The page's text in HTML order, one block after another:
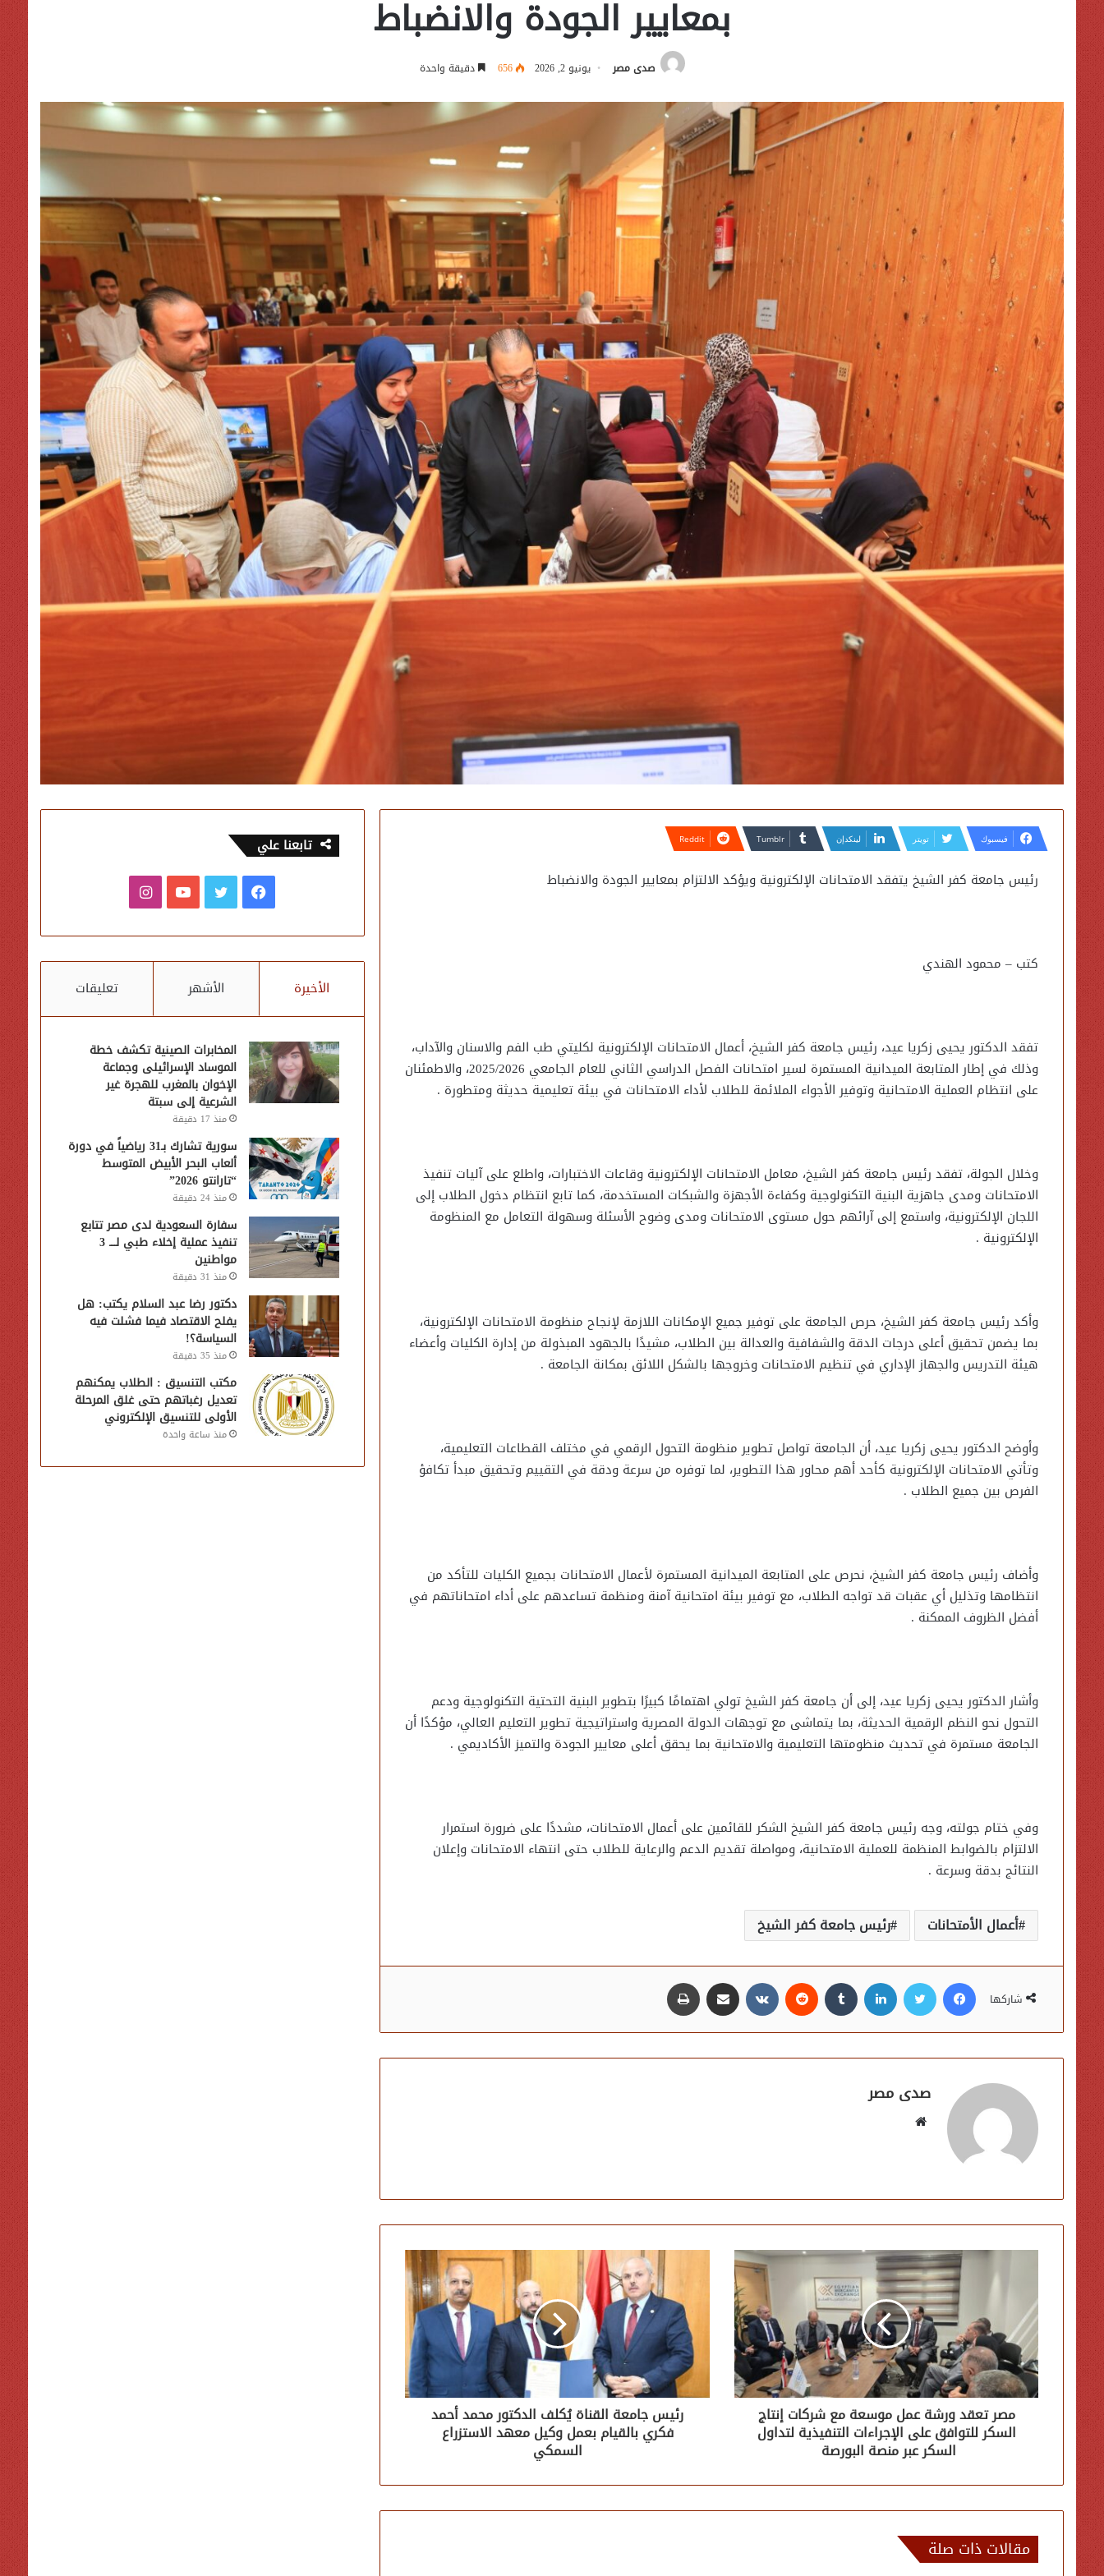
بمعايير الجودة والانضباط
صدى مصر يونيو 2, 2026 656 دقيقة واحدة
فيسبوك تويتر لينكدإن
رئيس جامعة كفر الشيخ يتفقد الامتحانات الإلكترونية ويؤكد الالتزام بمعايير الجودة والانضباط
كتب – محمود الهندي
تفقد الدكتور يحيى زكريا عيد، رئيس جامعة كفر الشيخ، أعمال الامتحانات الإلكترونية لكليتي طب الفم والاسنان والآداب،
وذلك في إطار المتابعة الميدانية المستمرة لسير امتحانات الفصل الدراسي الثاني للعام الجامعي 2025/2026، والاطمئنان
على انتظام العملية الامتحانية وتوفير الأجواء الملائمة للطلاب لأداء الامتحانات في بيئة تعليمية حديثة ومتطورة .
وخلال الجولة، تفقد رئيس جامعة كفر الشيخ، معامل الامتحانات الإلكترونية وقاعات الاختبارات، واطلع على آليات تنفيذ
الامتحانات ومدى جاهزية البنية التكنولوجية وكفاءة الأجهزة والشبكات المستخدمة، كما تابع انتظام دخول الطلاب إلى
اللجان الإلكترونية، واستمع إلى آرائهم حول مستوى الامتحانات ومدى وضوح الأسئلة وسهولة التعامل مع المنظومة
الإلكترونية .
وأكد رئيس جامعة كفر الشيخ، حرص الجامعة على توفير جميع الإمكانات اللازمة لإنجاح منظومة الامتحانات الإلكترونية،
بما يضمن تحقيق أعلى درجات الدقة والشفافية والعدالة بين الطلاب، مشيدًا بالجهود المبذولة من إدارة الكليات وأعضاء
هيئة التدريس والجهاز الإداري في تنظيم الامتحانات وخروجها بالشكل اللائق بمكانة الجامعة .
وأوضح الدكتور يحيى زكريا عيد، أن الجامعة تواصل تطوير منظومة التحول الرقمي في مختلف القطاعات التعليمية،
وتأتي الامتحانات الإلكترونية كأحد أهم محاور هذا التطوير، لما توفره من سرعة ودقة في التقييم وتحقيق مبدأ تكافؤ
الفرص بين جميع الطلاب .
وأضاف رئيس جامعة كفر الشيخ، نحرص على المتابعة الميدانية المستمرة لأعمال الامتحانات بجميع الكليات للتأكد من
انتظامها وتذليل أي عقبات قد تواجه الطلاب، مع توفير بيئة امتحانية آمنة ومنظمة تساعدهم على أداء امتحاناتهم في
أفضل الظروف الممكنة .
وأشار الدكتور يحيى زكريا عيد، إلى أن جامعة كفر الشيخ تولي اهتمامًا كبيرًا بتطوير البنية التحتية التكنولوجية ودعم
التحول نحو النظم الرقمية الحديثة، بما يتماشى مع توجهات الدولة المصرية واستراتيجية تطوير التعليم العالي، مؤكدًا أن
الجامعة مستمرة في تحديث منظومتها التعليمية والامتحانية بما يحقق أعلى معايير الجودة والتميز الأكاديمي .
وفي ختام جولته، وجه رئيس جامعة كفر الشيخ الشكر للقائمين على أعمال الامتحانات، مشددًا على ضرورة استمرار
الالتزام بالضوابط المنظمة للعملية الامتحانية، ومواصلة تقديم الدعم والرعاية للطلاب حتى انتهاء الامتحانات وإعلان
النتائج بدقة وسرعة .
أعمال الأمتحانات رئيس جامعة كفر الشيخ
شاركها
فيسبوك تويتر لينكدإن مشاركة عبر البريد
صدى مصر
موقع
مصر تعقد ورشة عمل موسعة مع شركات إنتاج
السكر للتوافق على الإجراءات التنفيذية لتداول
السكر عبر منصة البورصة
رئيس جامعة القناة يُكلف الدكتور محمد أحمد
فكري بالقيام بعمل وكيل معهد الاستزراع
السمكي
مقالات ذات صلة
تابعنا علي
فيسبوكتويتر يوتيوبانستقرام
الأخيرة الأشهر تعليقات
المخابرات الصينية تكشف خطة
الموساد الإسرائيلى وجماعة
الإخوان بالمغرب للهجرة غير
الشرعية إلى سبتة
منذ 17 دقيقة
سورية تشارك بـ31 رياضياً في دورة
ألعاب البحر الأبيض المتوسط
“تارانتو 2026”
منذ 24 دقيقة
سفارة السعودية لدى مصر تتابع
تنفيذ عملية إخلاء طبي لــــ 3
مواطنين
منذ 31 دقيقة
دكتور رضا عبد السلام يكتب: هل
يفلح الاقتصاد فيما فشلت فيه
السياسة؟!
منذ 35 دقيقة
مكتب التنسيق : الطلاب يمكنهم
تعديل رغباتهم حتى غلق المرحلة
الأولى للتنسيق الإلكتروني
منذ ساعة واحدة